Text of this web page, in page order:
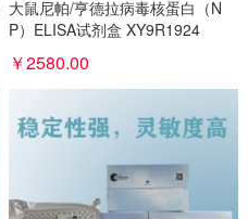
大鼠尼帕/亨德拉病毒核蛋白（N
P）ELISA试剂盒 XY9R1924
￥2580.00